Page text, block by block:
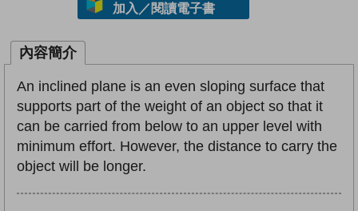
加入／閱讀電子書
內容簡介
An inclined plane is an even sloping surface that
supports part of the weight of an object so that it
can be carried from below to an upper level with
minimum effort. However, the distance to carry the
object will be longer.